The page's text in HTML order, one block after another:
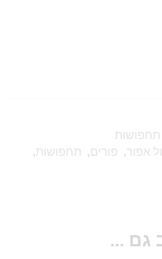
תחפושות
אפור, פורים, תחפושות,
גם ...